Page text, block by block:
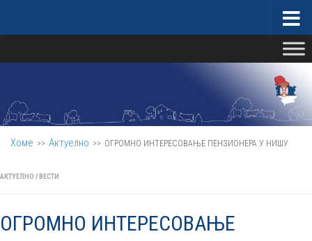
Хоме >> Актуелно >> ОГРОМНО ИНТЕРЕСОВАЊЕ ПЕНЗИОНЕРА У НИШУ
АКТУЕЛНО /ВЕСТИ
ОГРОМНО ИНТЕРЕСОВАЊЕ